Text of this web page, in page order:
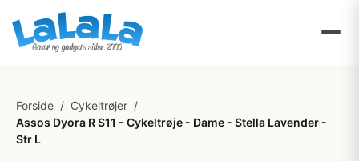
Forside / Cykeltrøjer /
Assos Dyora R S11 - Cykeltrøje - Dame - Stella Lavender -
Str L